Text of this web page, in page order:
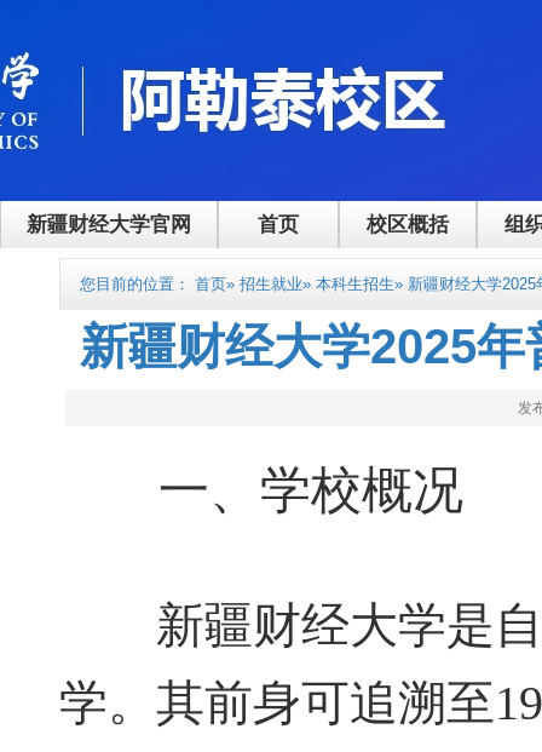
新疆财经大学官网 首页 校区概括 组
您目前的位置： 首页» 招生就业» 本科生招生» 新疆财经大学
新疆财经大学2025
发
一、学校概况
新疆财经大学是自
学。其前身可追溯至